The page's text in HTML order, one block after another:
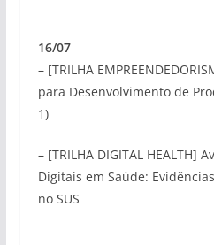
16/07
– [TRILHA
para Desenvolvimento de
1)
– [TRILHA DIGITAL HEALTH]
Digitais em Saúde:
no SUS